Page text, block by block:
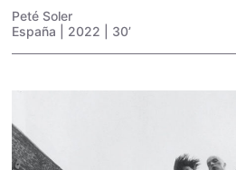
Peté Soler
España | 2022 | 30’